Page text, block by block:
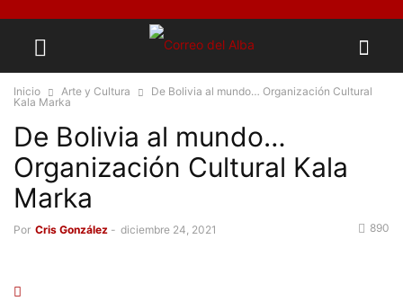
Inicio Arte y Cultura
De Bolivia al mundo… Organización Cultural
Kala Marka
De Bolivia al mundo…
Organización Cultural Kala
Marka
Por Cris González - diciembre 24, 2021 890